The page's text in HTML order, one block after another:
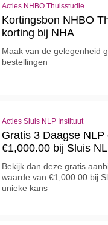
Acties NHBO Thuisstudie
Kortingsbon NHBO
korting bij NHA
Maak van de gelegenheid
bestellingen
Acties Sluis NLP Instituut
Gratis 3 Daagse
€1,000.00 bij Sluis
Bekijk dan deze gratis
waarde van €1,000.00 bij
unieke kans